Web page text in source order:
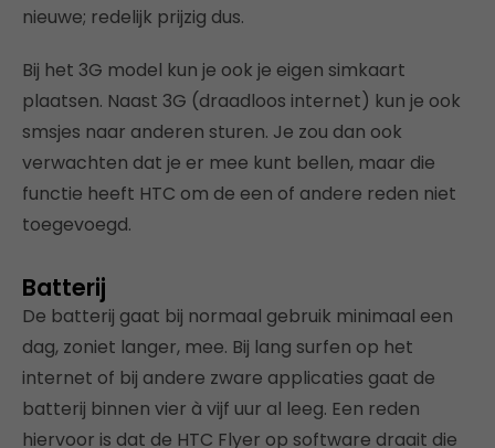
nieuwe; redelijk prijzig dus.
Bij het 3G model kun je ook je eigen simkaart
plaatsen. Naast 3G (draadloos internet) kun je ook
smsjes naar anderen sturen. Je zou dan ook
verwachten dat je er mee kunt bellen, maar die
functie heeft HTC om de een of andere reden niet
toegevoegd.
Batterij
De batterij gaat bij normaal gebruik minimaal een
dag, zoniet langer, mee. Bij lang surfen op het
internet of bij andere zware applicaties gaat de
batterij binnen vier à vijf uur al leeg. Een reden
hiervoor is dat de HTC Flyer op software draait die